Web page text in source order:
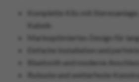
Komplette Kits mit
Marinoptimiertes Design für
Einfache Installation und
Bluetooth und moderne
Robuste und wetterfeste